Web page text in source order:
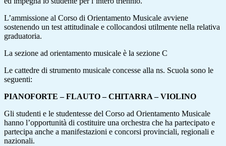
L’ammissione al Corso di Orientamento Musicale avviene
sostenendo un test attitudinale e collocandosi utilmente nella relativa
graduatoria.
La sezione ad orientamento musicale è la sezione C
Le cattedre di strumento musicale concesse alla ns. Scuola sono le
seguenti:
PIANOFORTE – FLAUTO – CHITARRA – VIOLINO
Gli studenti e le studentesse del Corso ad Orientamento Musicale
hanno l’opportunità di costituire una orchestra che ha partecipato e
partecipa anche a manifestazioni e concorsi provinciali, regionali e
nazionali.